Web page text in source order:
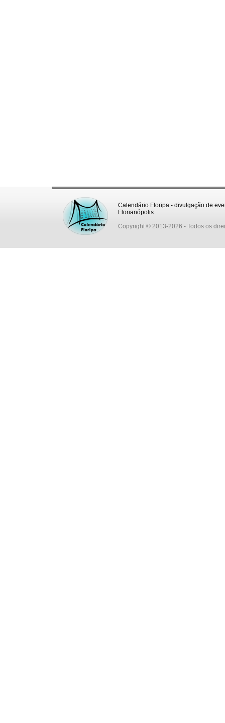
Calendário Floripa - divulgação de
Florianópolis
Copyright © 2013-2026 - Todos os